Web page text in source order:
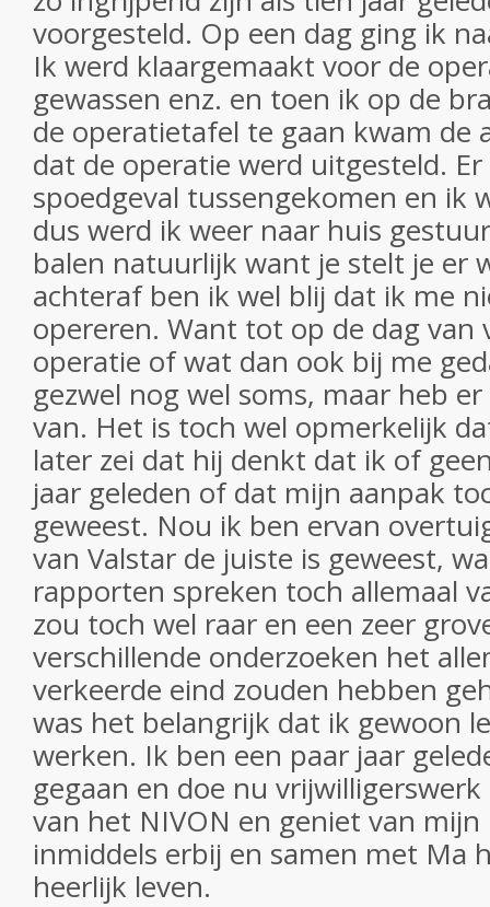
voorgesteld. Op een dag ging ik
Ik werd klaargemaakt voor de
gewassen enz. en toen ik op de
de operatietafel te gaan kwam de
dat de operatie werd uitgesteld. Er
spoedgeval tussengekomen en ik
dus werd ik weer naar huis
balen natuurlijk want je stelt je er
achteraf ben ik wel blij dat ik me
opereren. Want tot op de dag van
operatie of wat dan ook bij me
gezwel nog wel soms, maar heb
van. Het is toch wel opmerkelijk
later zei dat hij denkt dat ik of
jaar geleden of dat mijn aanpak
geweest. Nou ik ben ervan
van Valstar de juiste is geweest,
rapporten spreken toch allemaal
zou toch wel raar en een zeer
verschillende onderzoeken het
verkeerde eind zouden hebben
was het belangrijk dat ik gewoon
werken. Ik ben een paar jaar
gegaan en doe nu
van het NIVON en geniet van
inmiddels erbij en samen met Ma
heerlijk leven.